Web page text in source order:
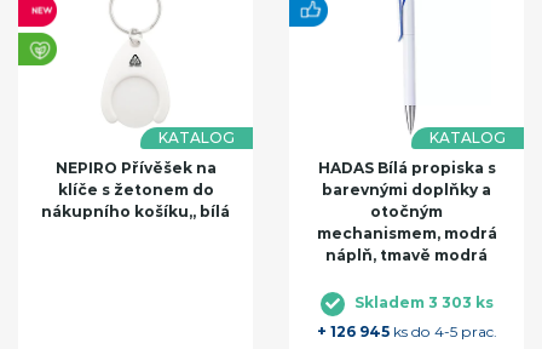
KATALOG
NEPIRO Přívěšek na
klíče s žetonem do
nákupního košíku,, bílá
KATALOG
HADAS Bílá propiska s
barevnými doplňky a
otočným
mechanismem, modrá
náplň, tmavě modrá
Skladem 3 303 ks
+ 126 945ks do 4-5 prac.